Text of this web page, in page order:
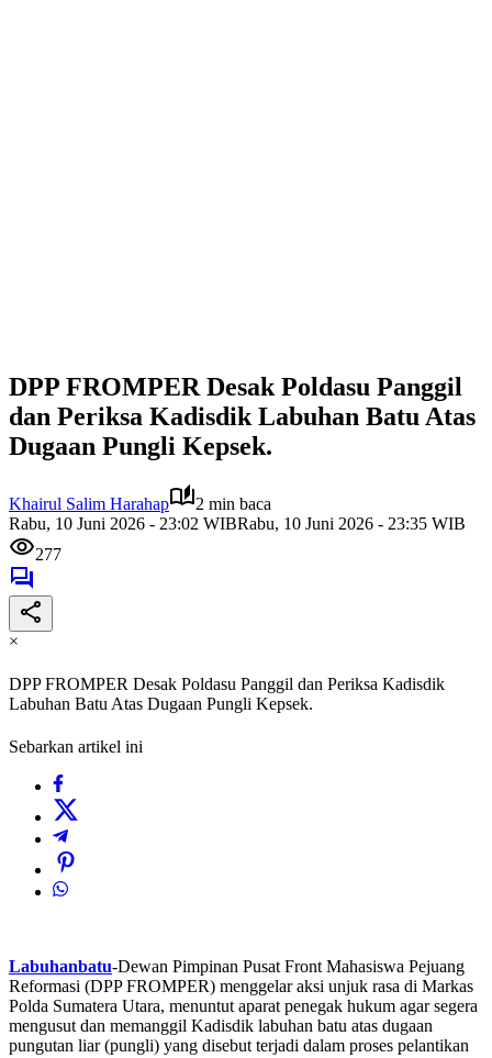
DPP FROMPER Desak Poldasu Panggil
dan Periksa Kadisdik Labuhan Batu Atas
Dugaan Pungli Kepsek.
Khairul Salim Harahap
2 min baca
Rabu, 10 Juni 2026 - 23:02 WIBRabu, 10 Juni 2026 - 23:35 WIB
277
×
DPP FROMPER Desak Poldasu Panggil dan Periksa Kadisdik
Labuhan Batu Atas Dugaan Pungli Kepsek.
Sebarkan artikel ini
Labuhanbatu-Dewan Pimpinan Pusat Front Mahasiswa Pejuang
Reformasi (DPP FROMPER) menggelar aksi unjuk rasa di Markas
Polda Sumatera Utara, menuntut aparat penegak hukum agar segera
mengusut dan memanggil Kadisdik labuhan batu atas dugaan
pungutan liar (pungli) yang disebut terjadi dalam proses pelantikan